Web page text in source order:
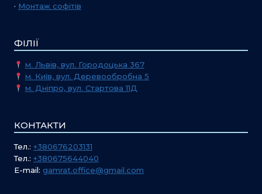
· Монтаж софітів
ФІЛІЇ
м. Львів, вул. Городоцька 367
м. Київ, вул. Деревообробна 5
м. Дніпро, вул. Стартова 11Д
КОНТАКТИ
Тел.: +380676203131
Тел.: +380675644040
E-mail: gamrat.office@gmail.com